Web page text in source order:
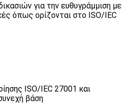
για την ευθυγράμμιση με
όπως ορίζονται στο ISO/IEC
ISO/IEC 27001 και
βάση